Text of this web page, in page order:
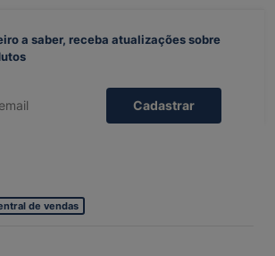
a saber, receba atualizações sobre
Cadastrar
de vendas